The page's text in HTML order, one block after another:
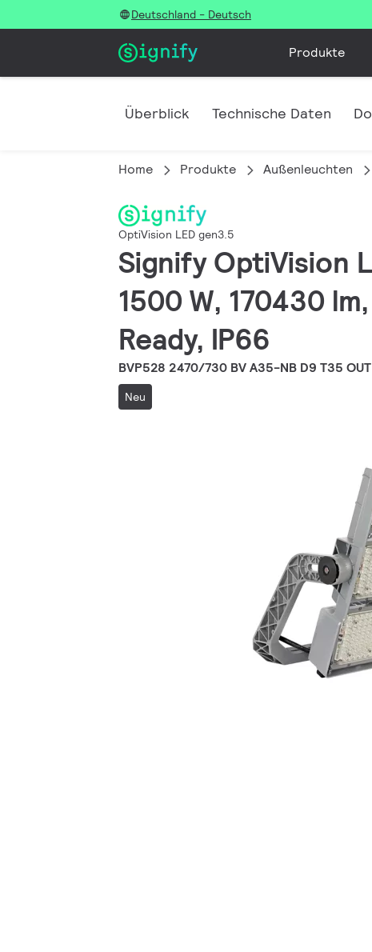
Deutschland - Deutsch
Produkte
Überblick Technische Daten
Home Produkte Außenleuchten
OptiVision LED gen3.5
Signify OptiVision
1500 W, 170430
Ready, IP66
BVP528 2470/730 BV A35-NB D9 T35
Neu